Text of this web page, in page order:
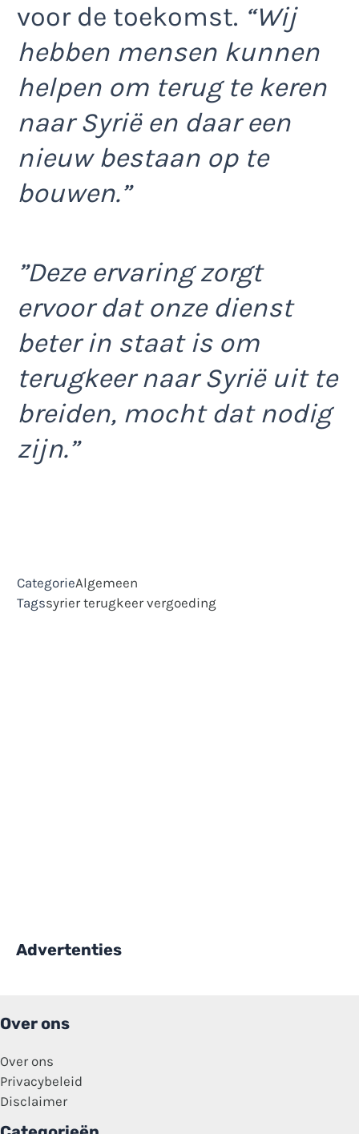
voor de toekomst. “Wij
hebben mensen kunnen
helpen om terug te keren
naar Syrië en daar een
nieuw bestaan op te
bouwen.”
”Deze ervaring zorgt
ervoor dat onze dienst
beter in staat is om
terugkeer naar Syrië uit te
breiden, mocht dat nodig
zijn.”
CategorieAlgemeen
Tagssyrier terugkeer vergoeding
Advertenties
Over ons
Over ons
Privacybeleid
Disclaimer